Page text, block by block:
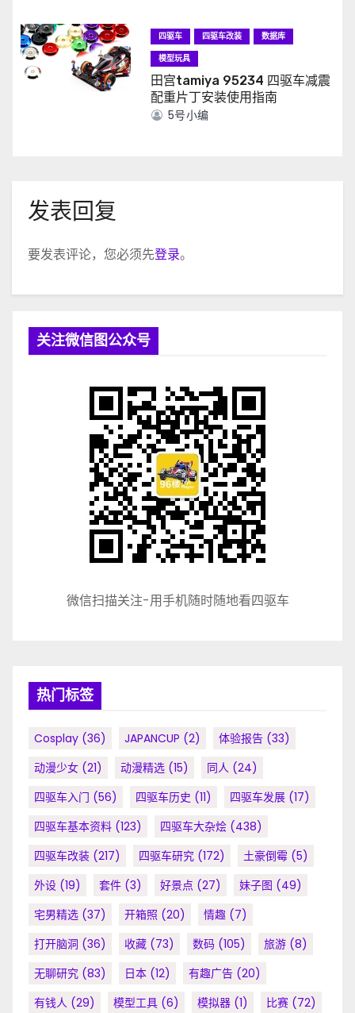
四驱车 四驱车改装
数据库
模型玩具
田宫tamiya 95234 四驱车减震
配重片丁安装使用指南
5号小编
发表回复
要发表评论，您必须先登录。
关注微信图公众号
微信扫描关注-用手机随时随地看四驱车
热门标签
Cosplay (36) JAPANCUP (2) 体验报告 (33)
动漫少女 (21) 动漫精选 (15) 同人 (24)
四驱车入门 (56) 四驱车历史 (11) 四驱车发展 (17)
四驱车基本资料 (123) 四驱车大杂烩 (438)
四驱车改装 (217) 四驱车研究 (172) 土豪倒霉 (5)
外设 (19) 套件 (3) 好景点 (27) 妹子图 (49)
宅男精选 (37) 开箱照 (20) 情趣 (7)
打开脑洞 (36) 收藏 (73) 数码 (105) 旅游 (8)
无聊研究 (83) 日本 (12) 有趣广告 (20)
有钱人 (29) 模型工具 (6) 模拟器 (1) 比赛 (72)